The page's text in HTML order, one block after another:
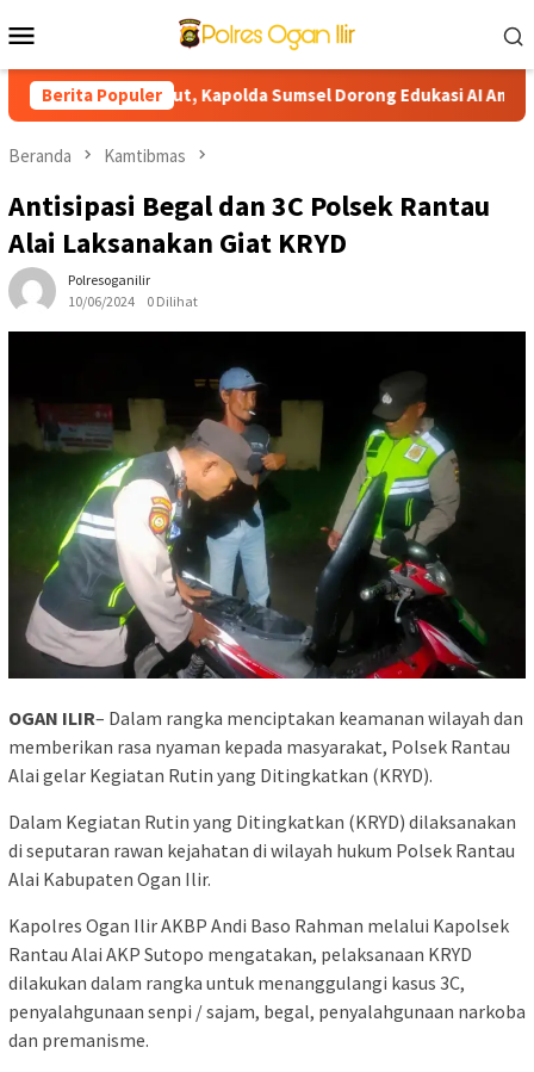
ke
Mobile
Berita Populer
Berlanjut, Kapolda Sumsel Dorong Edukasi AI Aman dan
Beranda Kamtibmas
Antisipasi Begal dan 3C Polsek Rantau
Alai Laksanakan Giat KRYD
Polresoganilir
10/06/2024
0 Dilihat
OGAN ILIR– Dalam rangka menciptakan keamanan wilayah dan
memberikan rasa nyaman kepada masyarakat, Polsek Rantau
Alai gelar Kegiatan Rutin yang Ditingkatkan (KRYD).
Dalam Kegiatan Rutin yang Ditingkatkan (KRYD) dilaksanakan
di seputaran rawan kejahatan di wilayah hukum Polsek Rantau
Alai Kabupaten Ogan Ilir.
Kapolres Ogan Ilir AKBP Andi Baso Rahman melalui Kapolsek
Rantau Alai AKP Sutopo mengatakan, pelaksanaan KRYD
dilakukan dalam rangka untuk menanggulangi kasus 3C,
penyalahgunaan senpi / sajam, begal, penyalahgunaan narkoba
dan premanisme.